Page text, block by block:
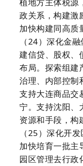
政关系，构建激
加快构建同高质
（24）深化金
建信贷、股权、
布局。探索组建
治理、内部控制
支持大连商品交
宁。支持沈阳、
资源和手段，构
（25）深化开
加快培育一批主
园区管理去行政